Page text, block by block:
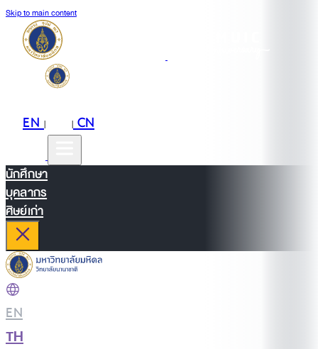
Skip to main content
EN| |CN
นักศึกษา
บุคลากร
ศิษย์เก่า
EN
TH